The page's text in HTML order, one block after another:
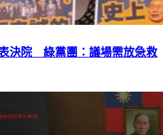
決院 綠黨團：議場需放急救